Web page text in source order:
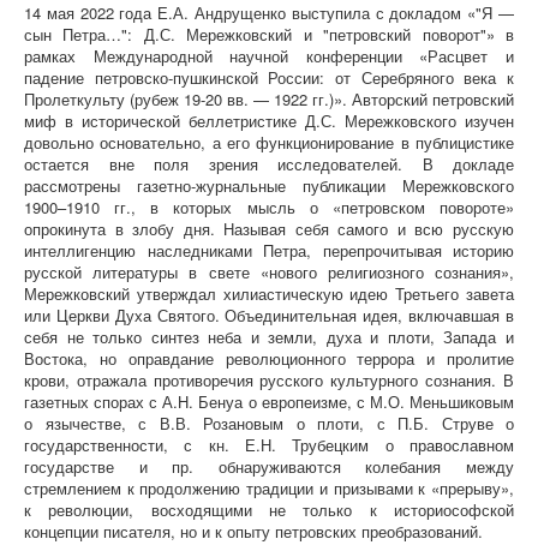
14 мая 2022 года Е.А. Андрущенко выступила с докладом «"Я —
сын Петра…": Д.С. Мережковский и "петровский поворот"» в
рамках Международной научной конференции «Расцвет и
падение петровско-пушкинской России: от Серебряного века к
Пролеткульту (рубеж 19-20 вв. — 1922 гг.)». Авторский петровский
миф в исторической беллетристике Д.С. Мережковского изучен
довольно основательно, а его функционирование в публицистике
остается вне поля зрения исследователей. В докладе
рассмотрены газетно-журнальные публикации Мережковского
1900–1910 гг., в которых мысль о «петровском повороте»
опрокинута в злобу дня. Называя себя самого и всю русскую
интеллигенцию наследниками Петра, перепрочитывая историю
русской литературы в свете «нового религиозного сознания»,
Мережковский утверждал хилиастическую идею Третьего завета
или Церкви Духа Святого. Объединительная идея, включавшая в
себя не только синтез неба и земли, духа и плоти, Запада и
Востока, но оправдание революционного террора и пролитие
крови, отражала противоречия русского культурного сознания. В
газетных спорах с А.Н. Бенуа о европеизме, с М.О. Меньшиковым
о язычестве, с В.В. Розановым о плоти, с П.Б. Струве о
государственности, с кн. Е.Н. Трубецким о православном
государстве и пр. обнаруживаются колебания между
стремлением к продолжению традиции и призывами к «прерыву»,
к революции, восходящими не только к историософской
концепции писателя, но и к опыту петровских преобразований.